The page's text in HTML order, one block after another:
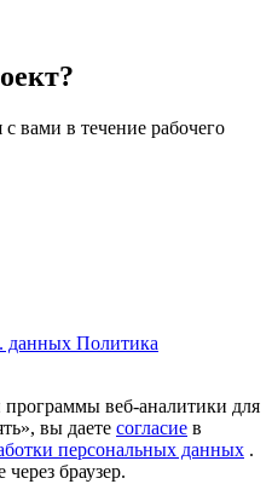
вами в течение рабочего
данных Политика
веб-аналитики для
вы даете согласие в
персональных данных .
браузер.